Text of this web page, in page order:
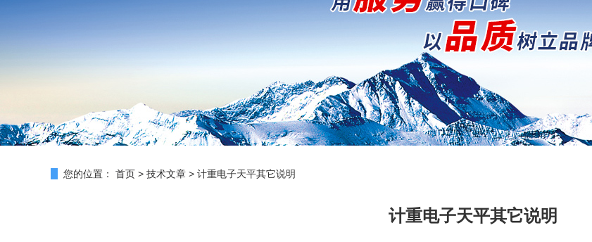
您的位置： 首页 > 技术文章 > ​计重电子天平其它说明
​计重电子天平其它说明